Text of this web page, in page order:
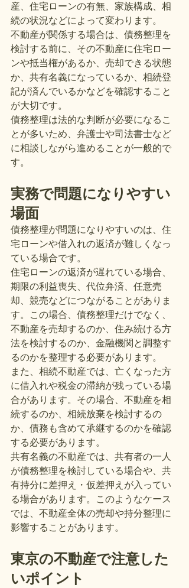
産、住宅ローンの有無、家族構成、相
続の状況などによって変わります。
不動産が関係する場合は、債務整理を
検討する前に、その不動産に住宅ロー
ンや抵当権があるか、売却できる状態
か、共有名義になっているか、相続登
記が済んでいるかなどを確認すること
が大切です。
債務整理は法的な判断が必要になるこ
とが多いため、弁護士や司法書士など
に相談しながら進めることが一般的で
す。
実務で問題になりやすい
場面
債務整理が問題になりやすいのは、住
宅ローンや借入れの返済が難しくなっ
ている場合です。
住宅ローンの返済が遅れている場合、
期限の利益喪失、代位弁済、任意売
却、競売などにつながることがありま
す。この場合、債務整理だけでなく、
不動産を売却するのか、住み続ける方
法を検討するのか、金融機関と調整す
るのかを整理する必要があります。
また、相続不動産では、亡くなった方
に借入れや税金の滞納が残っている場
合があります。その場合、不動産を相
続するのか、相続放棄を検討するの
か、債務も含めて承継するのかを確認
する必要があります。
共有名義の不動産では、共有者の一人
が債務整理を検討している場合や、共
有持分に差押え・仮差押えが入ってい
る場合があります。このようなケース
では、不動産全体の売却や持分整理に
影響することがあります。
東京の不動産で注意した
いポイント